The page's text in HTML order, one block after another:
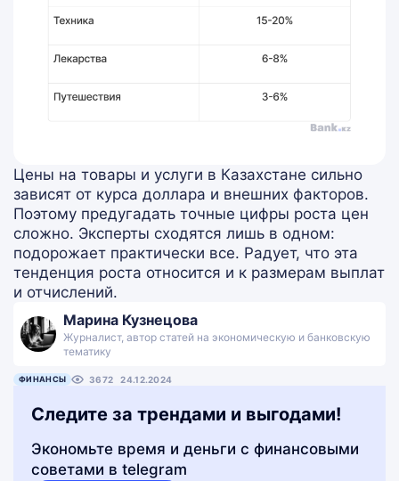
Цены на товары и услуги в Казахстане сильно
зависят от курса доллара и внешних факторов.
Поэтому предугадать точные цифры роста цен
сложно. Эксперты сходятся лишь в одном:
подорожает практически все. Радует, что эта
тенденция роста относится и к размерам выплат
и отчислений.
Марина Кузнецова
Журналист, автор статей на экономическую и банковскую
тематику
ФИНАНСЫ 3672 24.12.2024
Следите за трендами и выгодами!
Экономьте время и деньги с финансовыми
советами в telegram